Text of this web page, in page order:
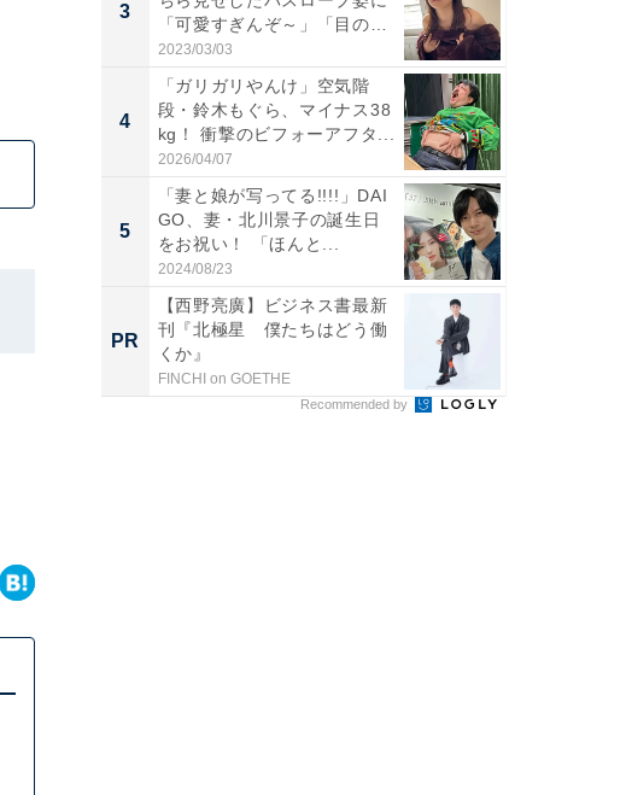
3
「可愛すぎんぞ～」「目の表
情...
2023/03/03
4
「ガリガリやんけ」空気階
段・鈴木もぐら、マイナス38
kg！ 衝撃のビフォーアフタ...
2026/04/07
5
「妻と娘が写ってる!!!!」DAI
GO、妻・北川景子の誕生日
をお祝い！ 「ほんと...
2024/08/23
PR
【西野亮廣】ビジネス書最新
刊『北極星 僕たちはどう働
くか』
FINCHI on GOETHE
Recommended by